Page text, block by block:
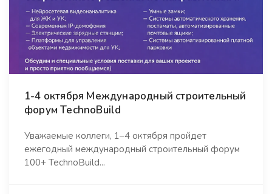
1-4 октября Международный строительный
форум TechnoBuild
Уважаемые коллеги, 1–4 октября пройдет
ежегодный международный строительный форум
100+ TechnoBuild...